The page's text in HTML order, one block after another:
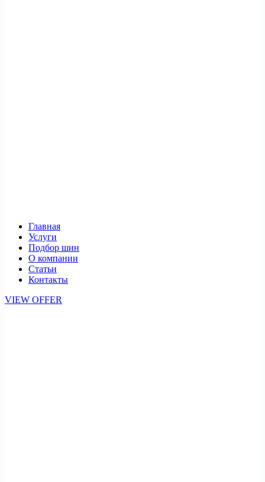
Главная
Услуги
Подбор шин
О компании
Статьи
Контакты
VIEW OFFER